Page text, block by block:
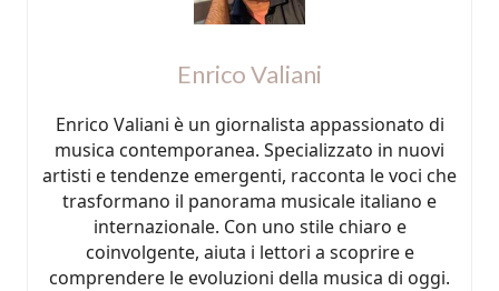
Enrico Valiani
Enrico Valiani è un giornalista appassionato di
musica contemporanea. Specializzato in nuovi
artisti e tendenze emergenti, racconta le voci che
trasformano il panorama musicale italiano e
internazionale. Con uno stile chiaro e
coinvolgente, aiuta i lettori a scoprire e
comprendere le evoluzioni della musica di oggi.